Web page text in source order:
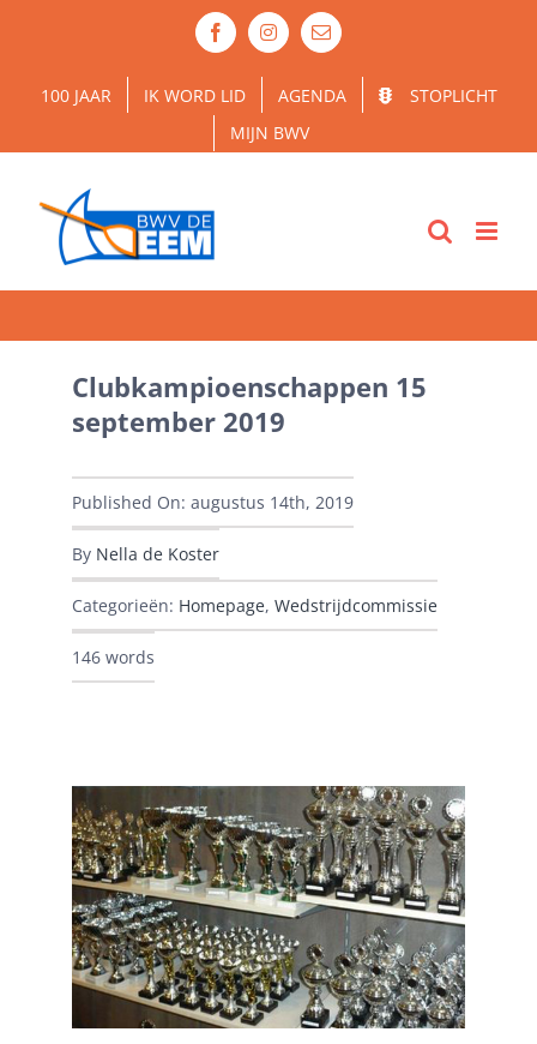
inhoud
FacebookInstagram
E-
mail
100 JAAR IK WORD LID AGENDA
STOPLICHT
MIJN BWV
Clubkampioenschappen 15
september 2019
Published On: augustus 14th, 2019
By Nella de Koster
Categorieën: Homepage, Wedstrijdcommissie
146 words